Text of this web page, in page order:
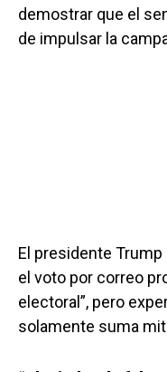
demostrar que el
de impulsar la
El presidente
el voto por correo
electoral”, pero
solamente suma